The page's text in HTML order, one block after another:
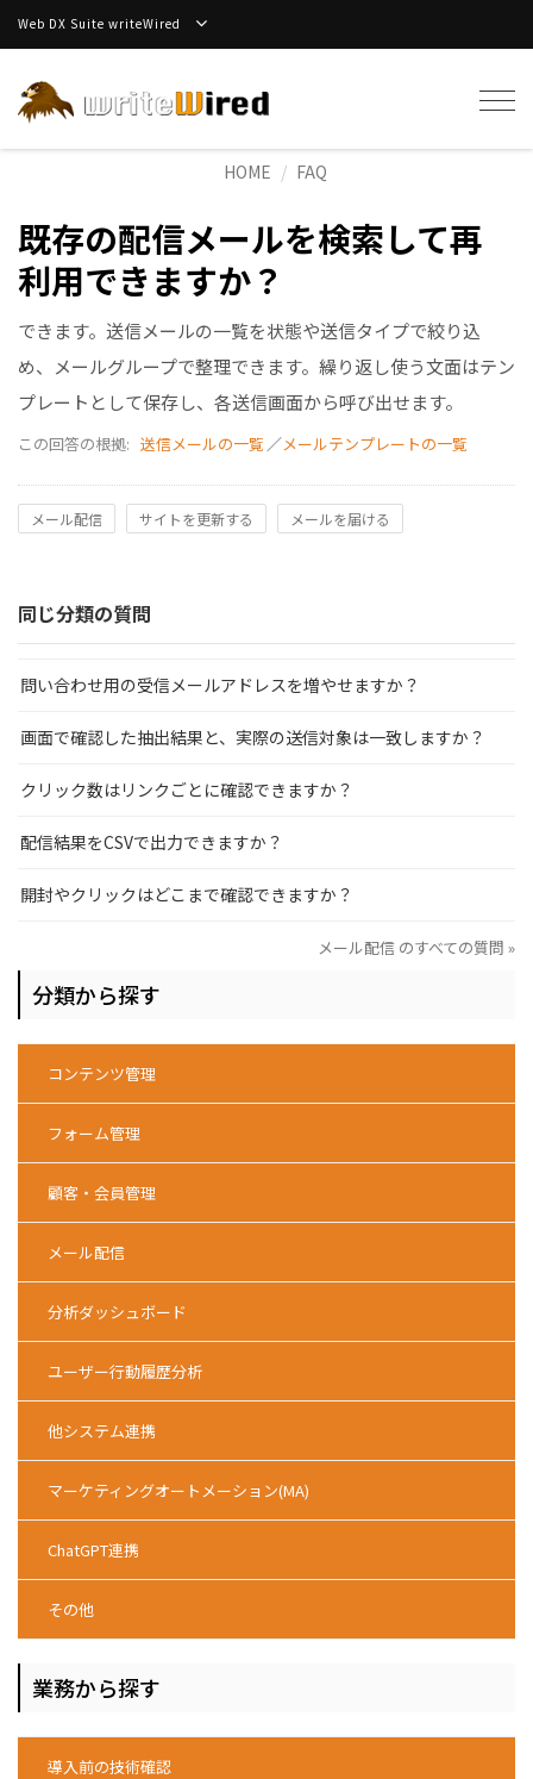
Web DX Suite writeWired
HOME
FAQ
既存の配信メールを検索して再
利用できますか？
できます。送信メールの一覧を状態や送信タイプで絞り込
め、メールグループで整理できます。繰り返し使う文面はテン
プレートとして保存し、各送信画面から呼び出せます。
この回答の根拠: 送信メールの一覧 ／メールテンプレートの一覧
メール配信 サイトを更新する メールを届ける
同じ分類の質問
問い合わせ用の受信メールアドレスを増やせますか？
画面で確認した抽出結果と、実際の送信対象は一致しますか？
クリック数はリンクごとに確認できますか？
配信結果をCSVで出力できますか？
開封やクリックはどこまで確認できますか？
メール配信 のすべての質問 »
分類から探す
コンテンツ管理
フォーム管理
顧客・会員管理
メール配信
分析ダッシュボード
ユーザー行動履歴分析
他システム連携
マーケティングオートメーション(MA)
ChatGPT連携
その他
業務から探す
導入前の技術確認